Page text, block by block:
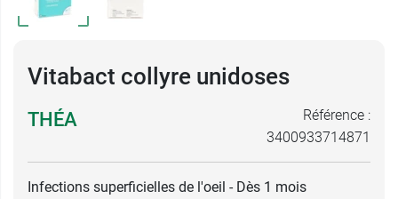
Vitabact collyre unidoses
THÉA
Référence :
3400933714871
Infections superficielles de l'oeil - Dès 1 mois